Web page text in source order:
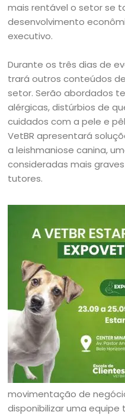
mais rentável o setor se
desenvolvimento
executivo.
Durante os três dias de
trará outros conteúdos
setor. Serão abordados
alérgicas, distúrbios de
cuidados com a pele e
VetBR apresentará
a leishmaniose canina,
consideradas mais
tutores.
movimentação de
disponibilizar uma